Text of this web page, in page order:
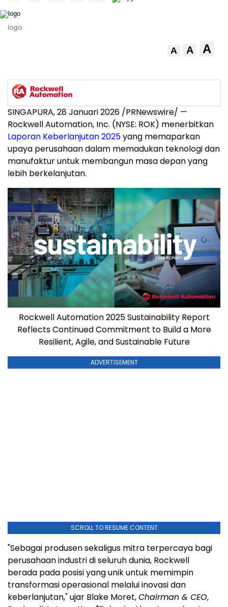
logo
A A A
SINGAPURA, 28 Januari 2026 /PRNewswire/ —
Rockwell Automation, Inc. (NYSE: ROK) menerbitkan
Laporan Keberlanjutan 2025yang memaparkan
upaya perusahaan dalam memadukan teknologi dan
manufaktur untuk membangun masa depan yang
lebih berkelanjutan.
Rockwell Automation 2025 Sustainability Report
Reflects Continued Commitment to Build a More
Resilient, Agile, and Sustainable Future
ADVERTISEMENT
SCROLL TO RESUME CONTENT
"Sebagai produsen sekaligus mitra terpercaya bagi
perusahaan industri di seluruh dunia, Rockwell
berada pada posisi yang unik untuk memimpin
transformasi operasional melalui inovasi dan
keberlanjutan," ujar Blake Moret,Chairman & CEO,